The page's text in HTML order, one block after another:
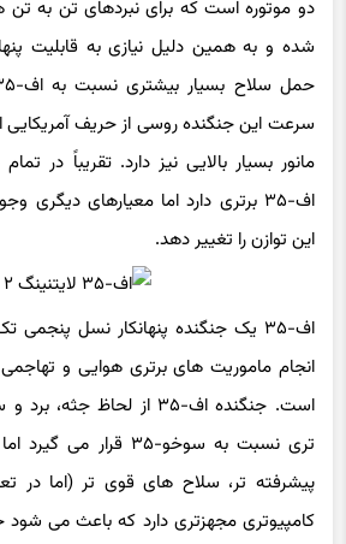
دو موتوره است که برای نبردهای تن به
شده و به همین دلیل نیازی به قابلیت
سرعت این جنگنده روسی از حریف
اف-۳۵ برتری دارد اما معیارهای
این توازن را تغییر دهد.
اف-۳۵ یک جنگنده پنهانکار نسل
انجام ماموریت های برتری هوایی و
است. جنگنده اف-۳۵ از لحاظ
تری نسبت به سوخو-۳۵
پیشرفته تر، سلاح های قوی تر (اما در
کامپیوتری مجهزتری دارد که باعث می